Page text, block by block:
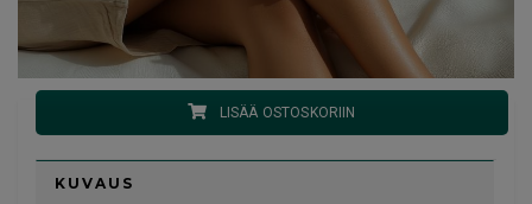
LISÄÄ OSTOSKORIIN
KUVAUS